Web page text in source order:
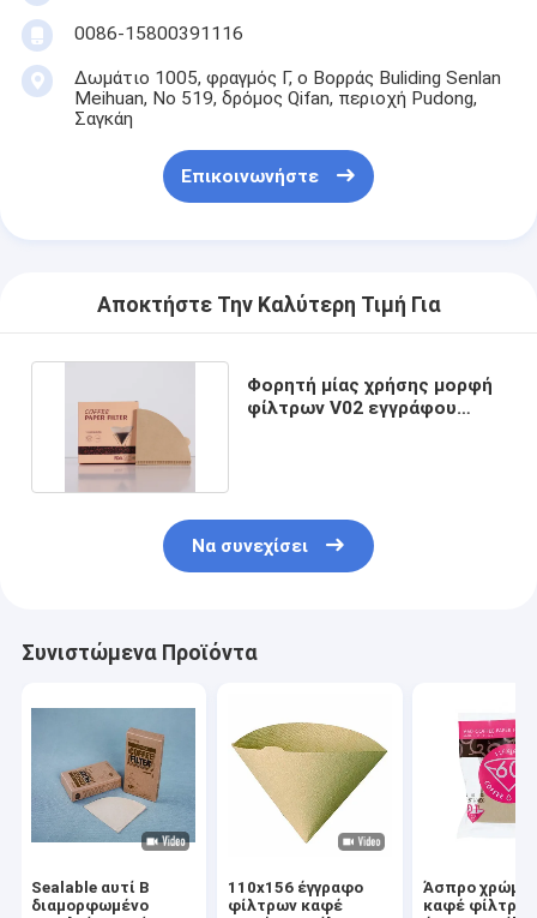
0086-15800391116
Δωμάτιο 1005, φραγμός Γ, ο Βορράς Buliding Senlan
Meihuan, Νο 519, δρόμος Qifan, περιοχή Pudong,
Σαγκάη
Επικοινωνήστε
Αποκτήστε Την Καλύτερη Τιμή Για
Φορητή μίας χρήσης μορφή
φίλτρων V02 εγγράφου
Να συνεχίσει
Συνιστώμενα Προϊόντα
Sealable αυτί Β
διαμορφωμένο
110x156 έγγραφο
φίλτρων καφέ
Άσπρο
καφέ